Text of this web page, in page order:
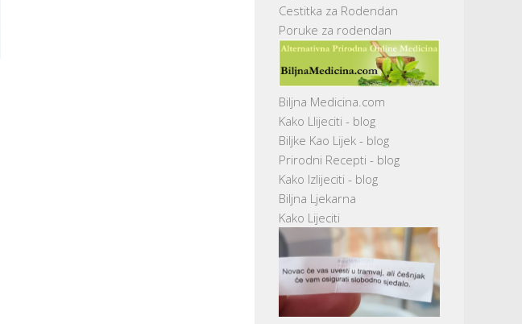
Cestitka za Rodendan
Poruke za rodendan
Biljna Medicina.com
Kako Llijeciti - blog
Biljke Kao Lijek - blog
Prirodni Recepti - blog
Kako Izlijeciti - blog
Biljna Ljekarna
Kako Lijeciti